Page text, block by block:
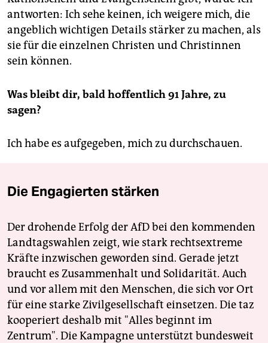
antworten: Ich sehe keinen, ich weigere mich, die
angeblich wichtigen Details stärker zu machen, als
sie für die einzelnen Christen und Christinnen
sein können.
Was bleibt dir, bald hoffentlich 91 Jahre, zu
sagen?
Ich habe es aufgegeben, mich zu durchschauen.
Die Engagierten stärken
Der drohende Erfolg der AfD bei den kommenden
Landtagswahlen zeigt, wie stark rechtsextreme
Kräfte inzwischen geworden sind. Gerade jetzt
braucht es Zusammenhalt und Solidarität. Auch
und vor allem mit den Menschen, die sich vor Ort
für eine starke Zivilgesellschaft einsetzen. Die taz
kooperiert deshalb mit "Alles beginnt im
Zentrum". Die Kampagne unterstützt bundesweit